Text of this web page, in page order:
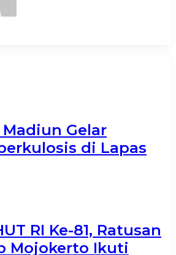
Gelar
di Lapas
RI Ke-81, Ratusan
Mojokerto Ikuti